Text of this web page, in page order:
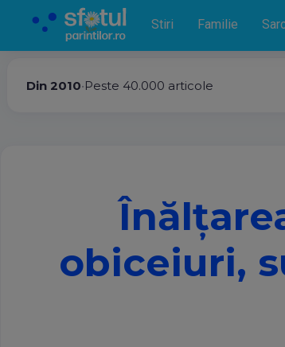
Stiri Familie
Din 2010•Peste 40.000 articole
obiceiuri,